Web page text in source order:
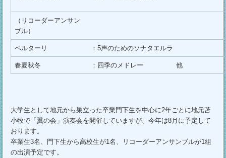
（リコーダーアンサン
ブル）
ベルターリ ：5声のためのソナタエルラ
春夏秋冬 ：四季のメドレー 他
大学生として地元から巣立った卒業門下生を中心に2年ごとに地元苫
小牧で「翼の会」演奏会を開催していますが、今年は8月に予定して
おります。
卒業生3名、門下生から高校生が1名、リコーダーアンサンブルが1組
の出演予定です。